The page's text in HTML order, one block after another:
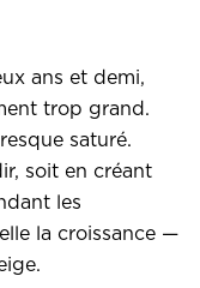
ans et demi,
trop grand.
saturé.
soit en créant
les
la croissance —